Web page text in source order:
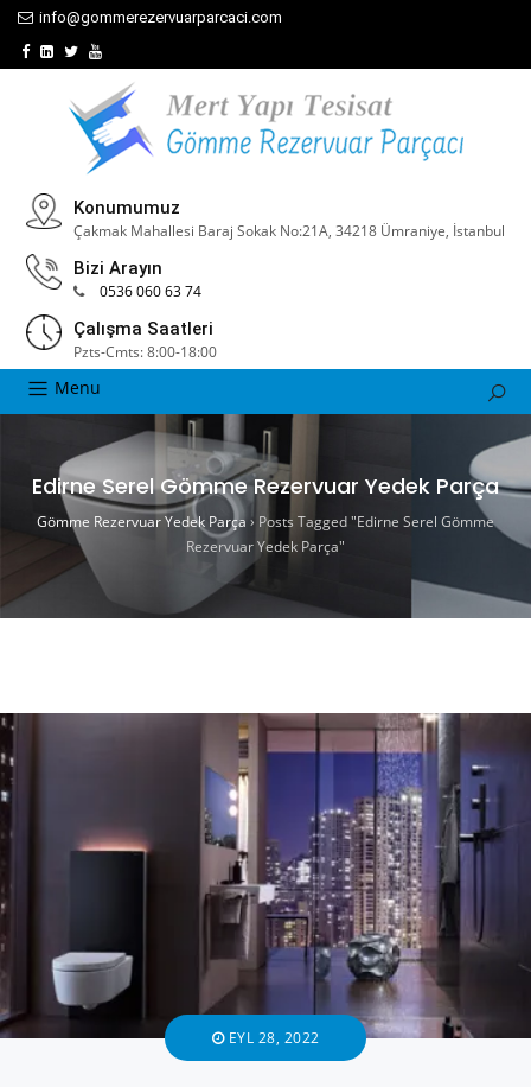
info@gommerezervuarparcaci.com
Konumumuz
Çakmak Mahallesi Baraj Sokak No:21A, 34218 Ümraniye, İstanbul
Bizi Arayın
0536 060 63 74
Çalışma Saatleri
Pzts-Cmts: 8:00-18:00
Menu
Edirne Serel Gömme Rezervuar Yedek Parça
Gömme Rezervuar Yedek Parça › Posts Tagged "Edirne Serel Gömme
Rezervuar Yedek Parça"
EYL 28, 2022